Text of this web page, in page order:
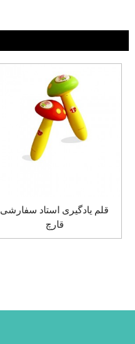
قلم یادگیری استاد سفارشی
قارچ